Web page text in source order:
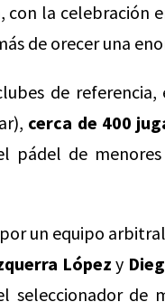
la celebración
de orecer una
de referencia,
cerca de 400
pádel de
un equipo
López y
seleccionador de